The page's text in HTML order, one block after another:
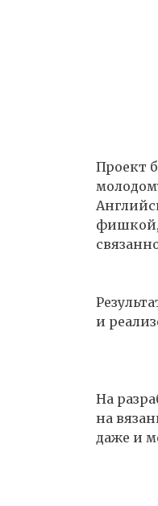
Проект
фишкой,
и
На
на
даже и